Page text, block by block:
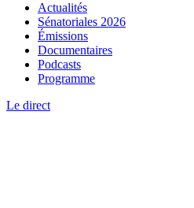
Actualités
Sénatoriales 2026
Émissions
Documentaires
Podcasts
Programme
Le direct